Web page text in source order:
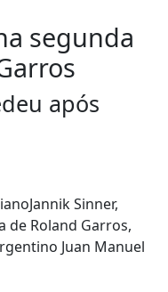
segunda
após
Sinner,
de Roland Garros,
Juan Manuel